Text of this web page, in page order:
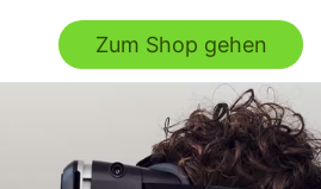
Zum Shop gehen